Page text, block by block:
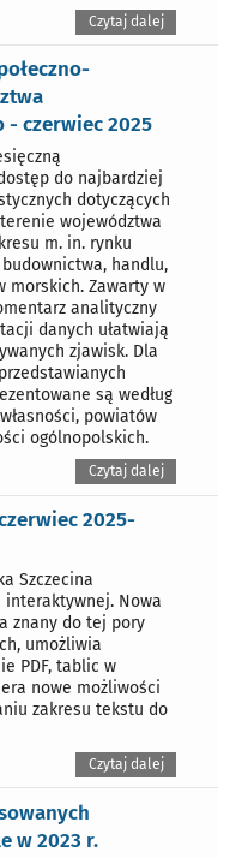
Czytaj dalej
czerwiec 2025
do najbardziej
dotyczących
województwa
m. in. rynku
handlu,
morskich. Zawarty w
analityczny
danych ułatwiają
zjawisk. Dla
są według
powiatów
ogólnopolskich.
Czytaj dalej
2025-
Szczecina
Nowa
znany do tej pory
umożliwia
PDF, tablic w
nowe możliwości
zakresu tekstu do
Czytaj dalej
w 2023 r.